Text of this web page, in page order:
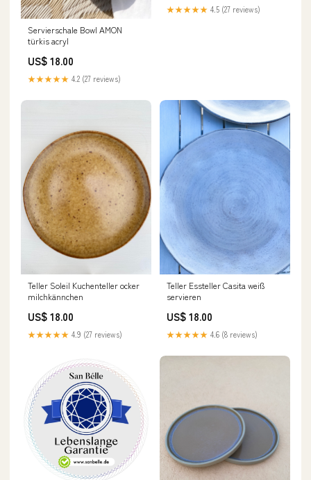
Servierschale Bowl AMON
türkis acryl
US$ 18.00
★★★★★ 4.2 (27 reviews)
★★★★★ 4.5 (27 reviews)
Teller Soleil Kuchenteller ocker
milchkännchen
US$ 18.00
★★★★★ 4.9 (27 reviews)
Teller Essteller Casita weiß
servieren
US$ 18.00
★★★★★ 4.6 (8 reviews)